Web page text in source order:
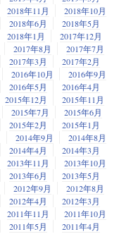
2018年11月
2018年10月
2018年6月
2018年5月
2018年1月
2017年12月
2017年8月
2017年7月
2017年3月
2017年2月
2016年10月
2016年9月
2016年5月
2016年4月
2015年12月
2015年11月
2015年7月
2015年6月
2015年2月
2015年1月
2014年9月
2014年8月
2014年4月
2014年3月
2013年11月
2013年10月
2013年6月
2013年5月
2012年9月
2012年8月
2012年4月
2012年3月
2011年11月
2011年10月
2011年5月
2011年4月